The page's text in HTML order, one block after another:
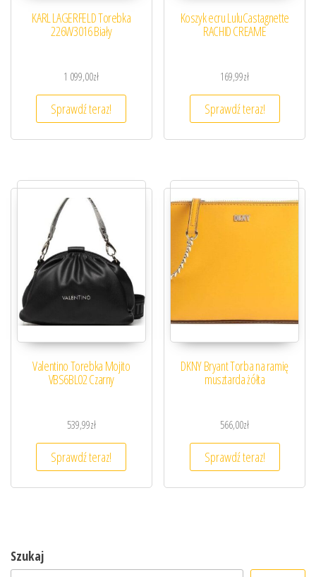
KARL LAGERFELD Torebka
226W3016 Biały
1 099,00zł
Sprawdź teraz!
Koszyk ecru LuluCastagnette
RACHID CREAME
169,99zł
Sprawdź teraz!
Valentino Torebka Mojito
VBS6BL02 Czarny
539,99zł
Sprawdź teraz!
DKNY Bryant Torba na ramię
musztarda żółta
566,00zł
Sprawdź teraz!
Szukaj